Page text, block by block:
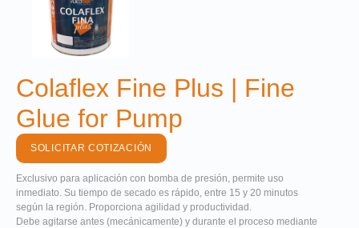
Colaflex Fine Plus | Fine
Glue for Pump
SOLICITAR COTIZACIÓN
Exclusivo para aplicación con bomba de presión, permite uso
inmediato. Su tiempo de secado es rápido, entre 15 y 20 minutos
según la región. Proporciona agilidad y productividad.
Debe agitarse antes (mecánicamente) y durante el proceso mediante